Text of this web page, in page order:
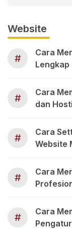
Website
#
Cara
Lengkap
#
Cara
dan
#
Cara
Website
#
Cara
#
Cara